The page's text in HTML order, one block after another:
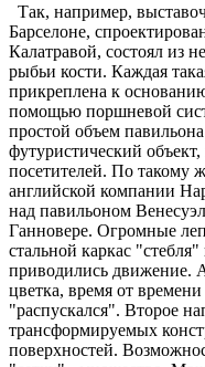
Так, например,
Барселоне,
Калатравой, состоял из
рыбьи кости. Каждая
прикреплена к
помощью поршневой
простой объем
футуристический
посетителей. По такому
английской компании
над павильоном
Ганновере. Огромные
стальной каркас
приводились движение.
цветка, время от
"распускался". Второе
трансформируемых
поверхностей.